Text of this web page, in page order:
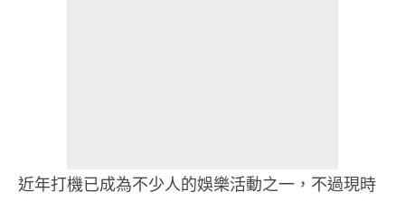
近年打機已成為不少人的娛樂活動之一，不過現時